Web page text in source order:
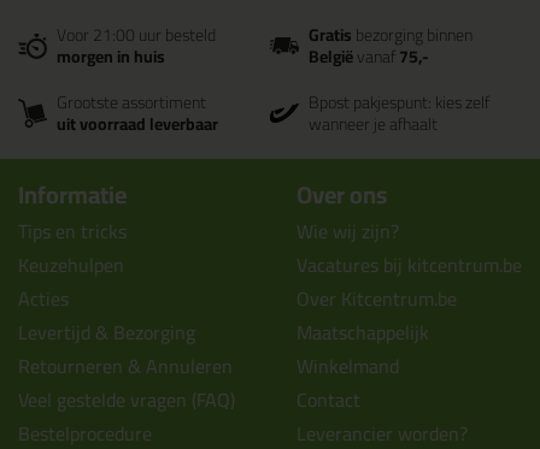
Voor 21:00 uur besteld
morgen in huis
Gratisbezorging binnen
Belgiëvanaf75,-
Grootste assortiment
uit voorraad leverbaar
Bpost pakjespunt: kies zelf
wanneer je afhaalt
Informatie
Tips en tricks
Keuzehulpen
Acties
Levertijd & Bezorging
Retourneren & Annuleren
Veel gestelde vragen (FAQ)
Bestelprocedure
Over ons
Wie wij zijn?
Vacatures bij kitcentrum.be
Over Kitcentrum.be
Maatschappelijk
Winkelmand
Contact
Leverancier worden?